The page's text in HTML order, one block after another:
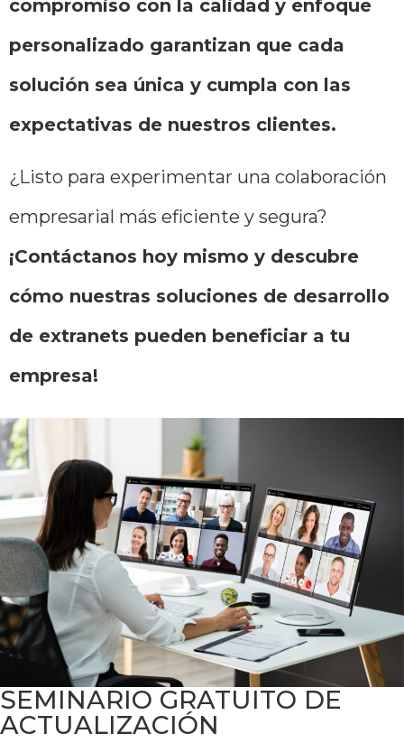
compromiso con la calidad y enfoque
personalizado garantizan que cada
solución sea única y cumpla con las
expectativas de nuestros clientes.
¿Listo para experimentar una colaboración
empresarial más eficiente y segura?
¡Contáctanos hoy mismo y descubre
cómo nuestras soluciones de desarrollo
de extranets pueden beneficiar a tu
empresa!
SEMINARIO GRATUITO DE
ACTUALIZACIÓN